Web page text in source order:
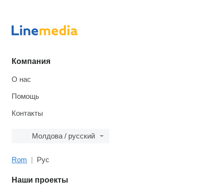
Компания
О нас
Помощь
Контакты
Молдова / русский
Rom Рус
Наши проекты